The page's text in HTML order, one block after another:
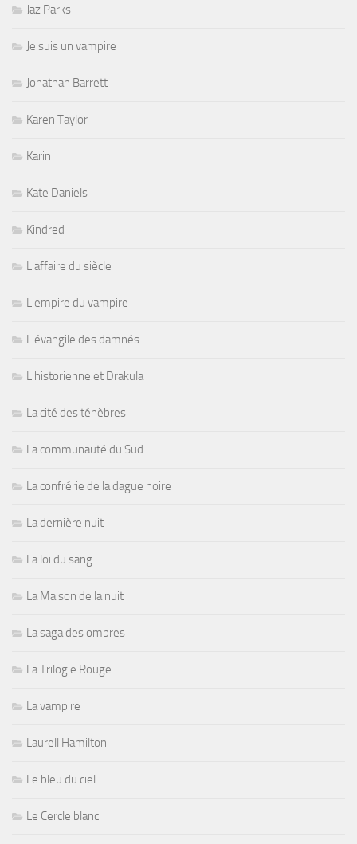
Jaz Parks
Je suis un vampire
Jonathan Barrett
Karen Taylor
Karin
Kate Daniels
Kindred
L'affaire du siècle
L'empire du vampire
L'évangile des damnés
L'historienne et Drakula
La cité des ténèbres
La communauté du Sud
La confrérie de la dague noire
La dernière nuit
La loi du sang
La Maison de la nuit
La saga des ombres
La Trilogie Rouge
La vampire
Laurell Hamilton
Le bleu du ciel
Le Cercle blanc